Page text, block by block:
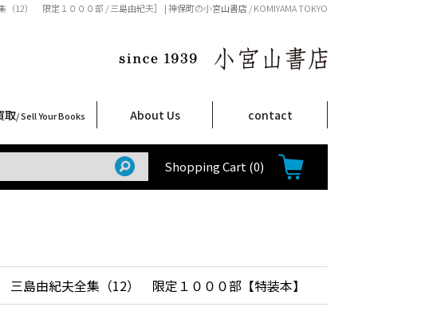
（12） 限定１０００部 / 三島由紀夫］ | 神保町の小宮山書店 / KOMIYAMA TOKYO
24up!
取/ Sell Your Books
取ブログ
取専用フォーム
書 / 古本の買取
術品の買取
張買取について
配買取について
頭買取について
くある質問
About Us
店舗案内
Shop Infomation
ご注文について
How to Order
特定商取引法に関する表示
プライバシーポリシー
contact
Shopping Cart (0)
三島由紀夫全集（12） 限定１０００部【特装本】